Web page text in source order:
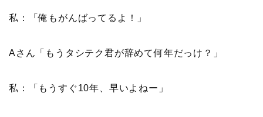
私：「俺もがんばってるよ！」
Aさん「もうタシテク君が辞めて何年だっけ？」
私：「もうすぐ10年、早いよねー」